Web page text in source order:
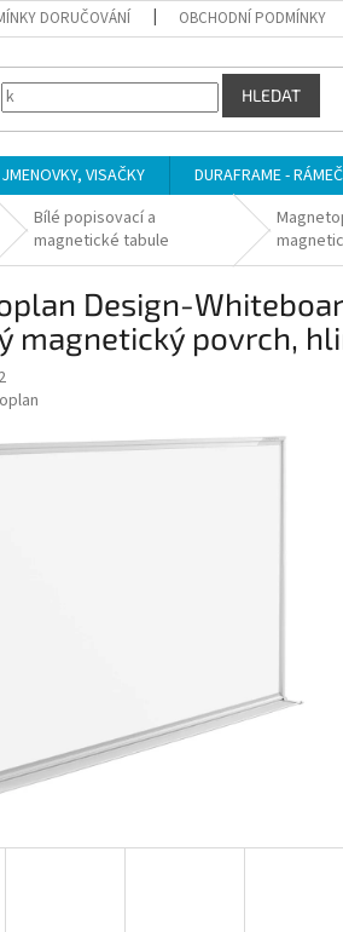
DORUČOVÁNÍ OBCHODNÍ PODMÍNKY
HLEDAT
VISAČKY DURAFRAME -
Bílé popisovací a
magnetické tabule
Design-
magnetický povrch,